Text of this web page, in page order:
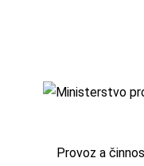
Provoz a